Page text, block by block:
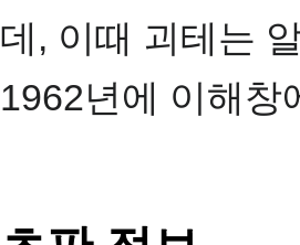
데, 이때 괴테는
1962년에 이해창